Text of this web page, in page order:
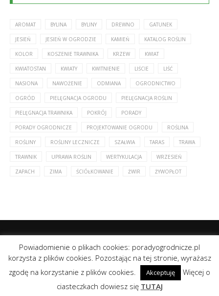
AROMAT BYLINA BYLINY DREWNO GATUNEK
JESIEŃ JESIEŃ W OGRODZIE KAMIEŃ KATALOG ROŚLIN
KOLOR KOSZENIE TRAWNIKA KRZEW KWIAT
KWIATOSTAN KWIATY KWITNIENIE LIŚCIE LIŚĆ
NASIONA NAWOŻENIE ODMIANA OGRODNICTWO
OGRÓD PIELĘGNACJA OGRODU PIELĘGNACJA ROŚLIN
PIELĘGNACJA TRAWNIKA POKRÓJ PORADY
PORADY OGRODNICZE PROJEKTOWANIE OGRODU ROŚLINA
ROŚLINY ROŚLINY LECZNICZE SZAŁWIA TARAS TRAWA
TRAWNIK UPRAWA ROŚLIN WERTYKULACJA WRZESIEŃ
ZAPACH ZIMA ŚCIÓŁKOWANIE ŻWIR ŻYWOPŁOT
@2020 - All Right Reserved. Designed and Developed byTanie
strony internetowe
Powiadomienie o plikach cookies: poradyogrodnicze.pl
korzysta z plików cookies. Pozostając na tej stronie, wyrażasz
zgodę na korzystanie z plików cookies.
Akceptuję
Więcej o
ciasteczkach dowiesz się TUTAJ